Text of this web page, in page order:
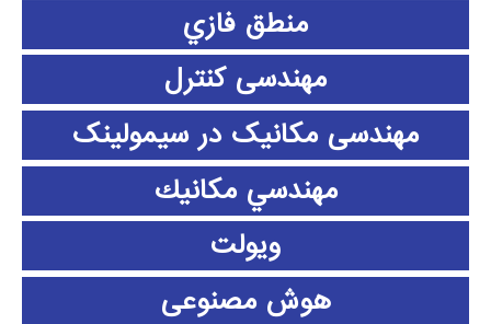
منطق فازي
مهندسی کنترل
مهندسی مکانیک در سیمولینک
مهندسي مكانيك
ویولت
هوش مصنوعی